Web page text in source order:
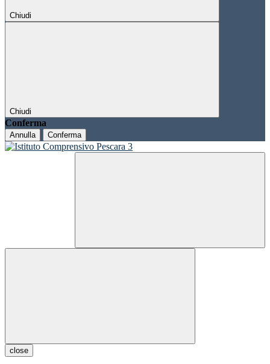
Chiudi
Chiudi
Conferma
Annulla Conferma
close